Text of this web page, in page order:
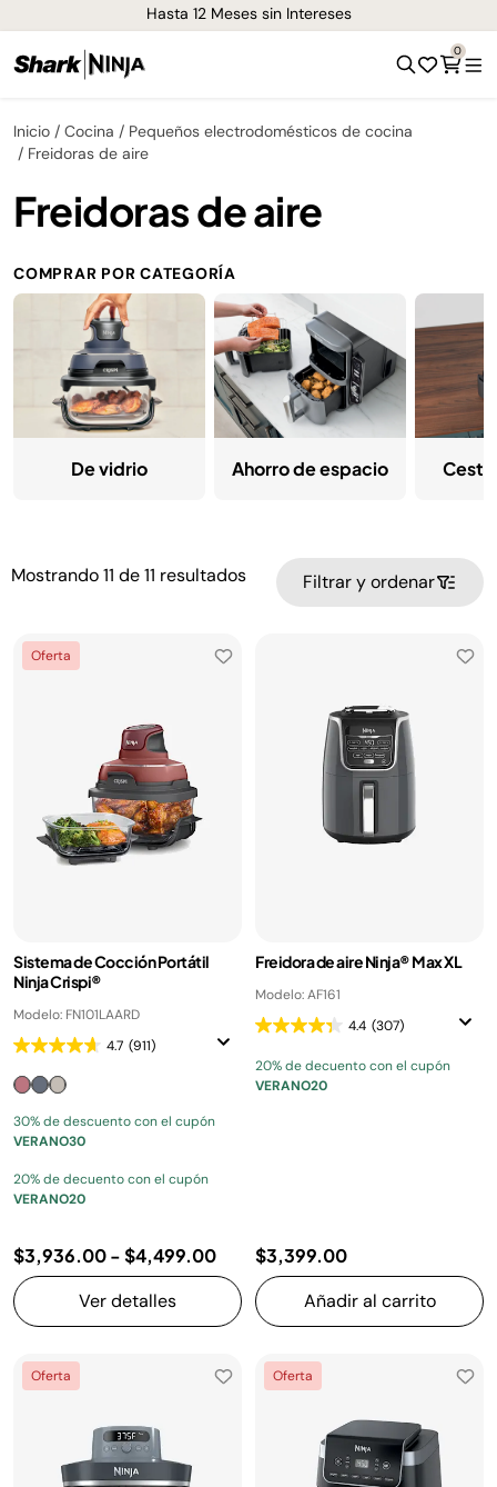
Hasta 12 Meses sin Intereses
0
Inicio Cocina
Pequeños electrodomésticos de cocina
Freidoras de aire
Freidoras de aire
COMPRAR POR CATEGORÍA
De vidrio Ahorro de espacio
Mostrando11 de11 resultados Filtrar y ordenar
Oferta
Sistema de Cocción Portátil
Ninja Crispi®
Modelo: FN101LAARD
4.7 (911)
30% de descuento con el cupón
VERANO30
20% de decuento con el cupón
VERANO20
$3,936.00-$4,499.00
Ver detalles
Freidora de aire Ninja® Max XL
Modelo: AF161
4.4 (307)
20% de decuento con el cupón
VERANO20
$3,399.00
Añadir al carrito
Oferta Oferta